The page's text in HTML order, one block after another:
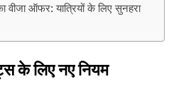
वीजा ऑफर: यात्रियों के लिए सुनहरा
के लिए नए नियम